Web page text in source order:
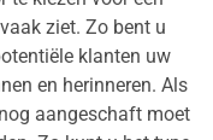
ziet. Zo bent u
klanten uw
en herinneren. Als
aangeschaft moet